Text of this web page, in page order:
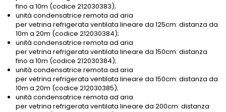
fino a 10m (codice 212030383);
unità condensatrice remota ad aria
per vetrina refrigerata ventilata lineare da 125cm: distanza da
10m a 20m (codice 212030384);
unità condensatrice remota ad aria
per vetrina refrigerata ventilata lineare da 150cm: distanza
fino a 10m (codice 212030384);
unità condensatrice remota ad aria
per vetrina refrigerata ventilata lineare da 150cm: distanza da
10m a 20m (codice 212030385);
unità condensatrice remota ad aria
per vetrina refrigerata ventilata lineare da 200cm: distanza